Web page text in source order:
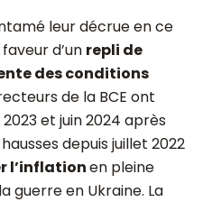
leur décrue en ce
d’un repli de
des conditions
de la BCE ont
et juin 2024 après
depuis juillet 2022
l’inflationen pleine
guerre en Ukraine. La